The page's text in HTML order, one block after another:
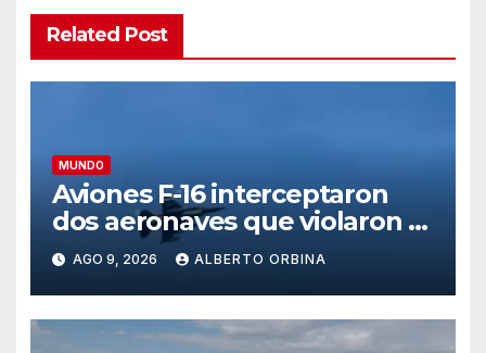
Related Post
MUNDO
Aviones F-16 interceptaron
dos aeronaves que violaron el
espacio aéreo del club donde
estaba Donald Trump
AGO 9, 2026 ALBERTO ORBINA